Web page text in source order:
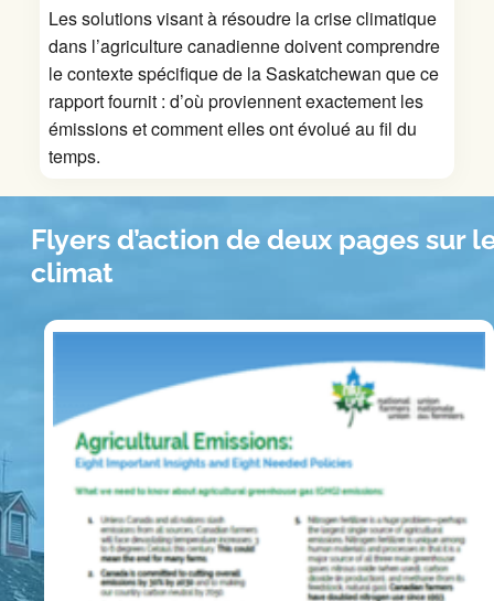
Les solutions visant à résoudre la crise climatique
dans l’agriculture canadienne doivent comprendre
le contexte spécifique de la Saskatchewan que ce
rapport fournit : d’où proviennent exactement les
émissions et comment elles ont évolué au fil du
temps.
Flyers d’action de deux pages sur
climat